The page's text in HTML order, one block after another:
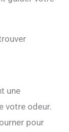
une
votre odeur.
pour